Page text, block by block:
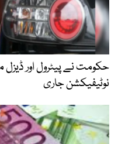
حکومت نے پیٹرول اور ڈیزل
نوٹیفیکشن جاری